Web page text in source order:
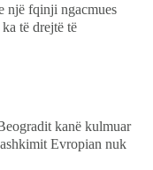
një fqinji ngacmues
të drejtë të
kanë kulmuar
Evropian nuk